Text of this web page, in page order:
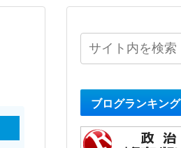
ブログランキング